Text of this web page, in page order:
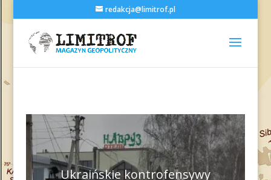
redakcja@limitrof.pl
Ukraińskie kontrofensywy